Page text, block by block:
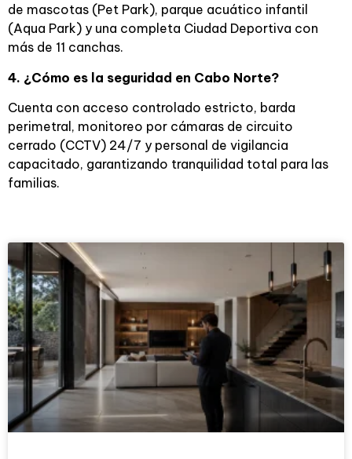
de mascotas (Pet Park), parque acuático infantil
(Aqua Park) y una completa Ciudad Deportiva con
más de 11 canchas.
4. ¿Cómo es la seguridad en Cabo Norte?
Cuenta con acceso controlado estricto, barda
perimetral, monitoreo por cámaras de circuito
cerrado (CCTV) 24/7 y personal de vigilancia
capacitado, garantizando tranquilidad total para las
familias.